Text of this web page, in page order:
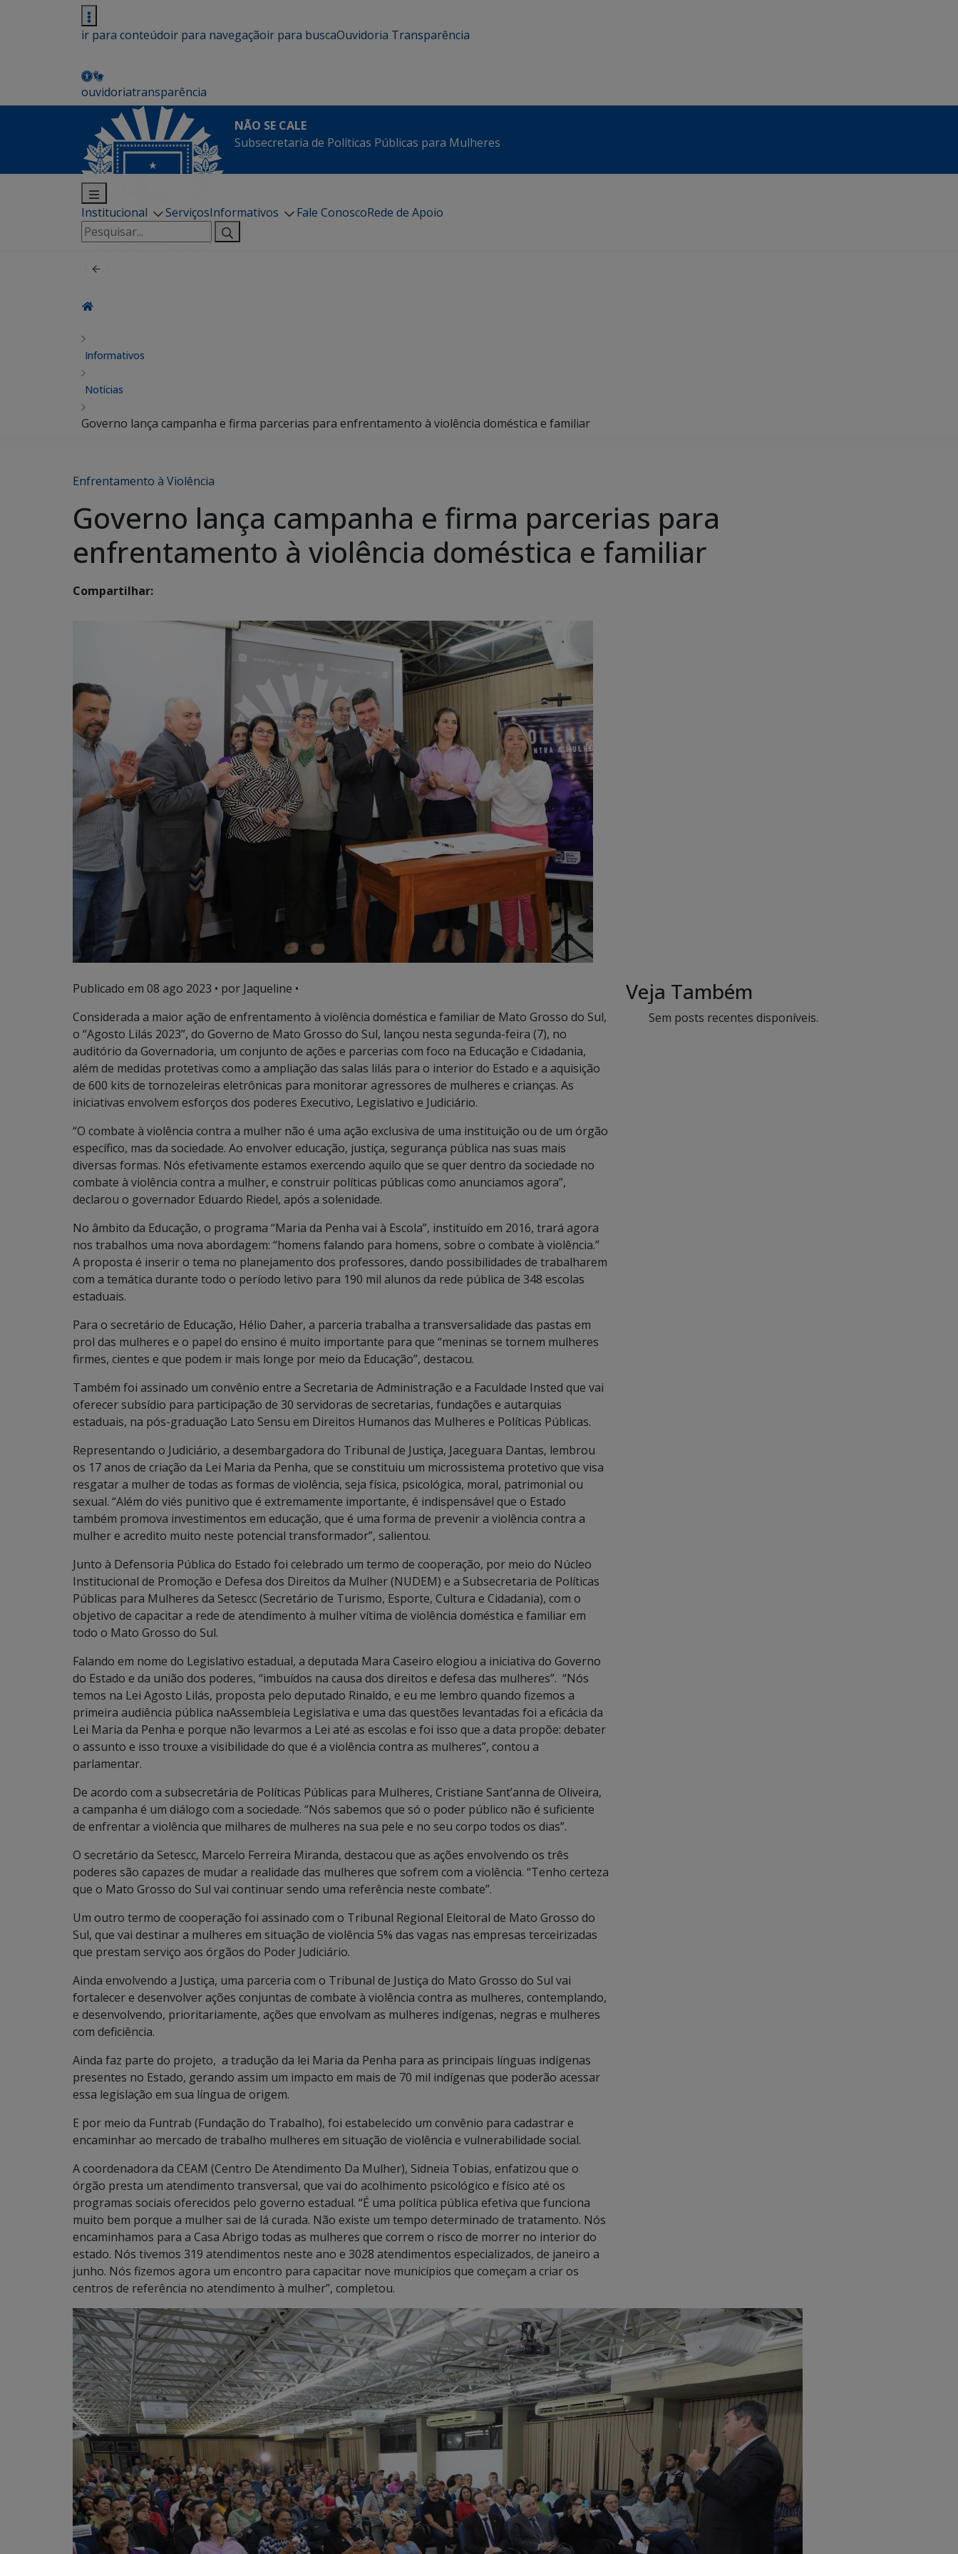
ir para conteúdoir para navegaçãoir para buscaOuvidoria Transparência
ouvidoriatransparência
NÃO SE CALE
Subsecretaria de Políticas Públicas para Mulheres
Institucional ServiçosInformativos Fale ConoscoRede de Apoio
Pesquisar
por:
Informativos
Notícias
Governo lança campanha e firma parcerias para enfrentamento à violência doméstica e familiar
Enfrentamento à Violência
Governo lança campanha e firma parcerias para
enfrentamento à violência doméstica e familiar
Compartilhar:
Publicado em 08 ago 2023 • por Jaqueline •
Considerada a maior ação de enfrentamento à violência doméstica e familiar de Mato Grosso do Sul,
o “Agosto Lilás 2023”, do Governo de Mato Grosso do Sul, lançou nesta segunda-feira (7), no
auditório da Governadoria, um conjunto de ações e parcerias com foco na Educação e Cidadania,
além de medidas protetivas como a ampliação das salas lilás para o interior do Estado e a aquisição
de 600 kits de tornozeleiras eletrônicas para monitorar agressores de mulheres e crianças. As
iniciativas envolvem esforços dos poderes Executivo, Legislativo e Judiciário.
“O combate à violência contra a mulher não é uma ação exclusiva de uma instituição ou de um órgão
específico, mas da sociedade. Ao envolver educação, justiça, segurança pública nas suas mais
diversas formas. Nós efetivamente estamos exercendo aquilo que se quer dentro da sociedade no
combate à violência contra a mulher, e construir políticas públicas como anunciamos agora”,
declarou o governador Eduardo Riedel, após a solenidade.
No âmbito da Educação, o programa “Maria da Penha vai à Escola”, instituído em 2016, trará agora
nos trabalhos uma nova abordagem: “homens falando para homens, sobre o combate à violência.”
A proposta é inserir o tema no planejamento dos professores, dando possibilidades de trabalharem
com a temática durante todo o período letivo para 190 mil alunos da rede pública de 348 escolas
estaduais.
Para o secretário de Educação, Hélio Daher, a parceria trabalha a transversalidade das pastas em
prol das mulheres e o papel do ensino é muito importante para que “meninas se tornem mulheres
firmes, cientes e que podem ir mais longe por meio da Educação”, destacou.
Também foi assinado um convênio entre a Secretaria de Administração e a Faculdade Insted que vai
oferecer subsídio para participação de 30 servidoras de secretarias, fundações e autarquias
estaduais, na pós-graduação Lato Sensu em Direitos Humanos das Mulheres e Políticas Públicas.
Representando o Judiciário, a desembargadora do Tribunal de Justiça, Jaceguara Dantas, lembrou
os 17 anos de criação da Lei Maria da Penha, que se constituiu um microssistema protetivo que visa
resgatar a mulher de todas as formas de violência, seja física, psicológica, moral, patrimonial ou
sexual. “Além do viés punitivo que é extremamente importante, é indispensável que o Estado
também promova investimentos em educação, que é uma forma de prevenir a violência contra a
mulher e acredito muito neste potencial transformador”, salientou.
Junto à Defensoria Pública do Estado foi celebrado um termo de cooperação, por meio do Núcleo
Institucional de Promoção e Defesa dos Direitos da Mulher (NUDEM) e a Subsecretaria de Políticas
Públicas para Mulheres da Setescc (Secretário de Turismo, Esporte, Cultura e Cidadania), com o
objetivo de capacitar a rede de atendimento à mulher vítima de violência doméstica e familiar em
todo o Mato Grosso do Sul.
Falando em nome do Legislativo estadual, a deputada Mara Caseiro elogiou a iniciativa do Governo
do Estado e da união dos poderes, “imbuídos na causa dos direitos e defesa das mulheres”. “Nós
temos na Lei Agosto Lilás, proposta pelo deputado Rinaldo, e eu me lembro quando fizemos a
primeira audiência pública naAssembleia Legislativa e uma das questões levantadas foi a eficácia da
Lei Maria da Penha e porque não levarmos a Lei até as escolas e foi isso que a data propõe: debater
o assunto e isso trouxe a visibilidade do que é a violência contra as mulheres”, contou a
parlamentar.
De acordo com a subsecretária de Políticas Públicas para Mulheres, Cristiane Sant’anna de Oliveira,
a campanha é um diálogo com a sociedade. “Nós sabemos que só o poder público não é suficiente
de enfrentar a violência que milhares de mulheres na sua pele e no seu corpo todos os dias”.
O secretário da Setescc, Marcelo Ferreira Miranda, destacou que as ações envolvendo os três
poderes são capazes de mudar a realidade das mulheres que sofrem com a violência. “Tenho certeza
que o Mato Grosso do Sul vai continuar sendo uma referência neste combate”.
Um outro termo de cooperação foi assinado com o Tribunal Regional Eleitoral de Mato Grosso do
Sul, que vai destinar a mulheres em situação de violência 5% das vagas nas empresas terceirizadas
que prestam serviço aos órgãos do Poder Judiciário.
Ainda envolvendo a Justiça, uma parceria com o Tribunal de Justiça do Mato Grosso do Sul vai
fortalecer e desenvolver ações conjuntas de combate à violência contra as mulheres, contemplando,
e desenvolvendo, prioritariamente, ações que envolvam as mulheres indígenas, negras e mulheres
com deficiência.
Ainda faz parte do projeto, a tradução da lei Maria da Penha para as principais línguas indígenas
presentes no Estado, gerando assim um impacto em mais de 70 mil indígenas que poderão acessar
essa legislação em sua língua de origem.
E por meio da Funtrab (Fundação do Trabalho), foi estabelecido um convênio para cadastrar e
encaminhar ao mercado de trabalho mulheres em situação de violência e vulnerabilidade social.
A coordenadora da CEAM (Centro De Atendimento Da Mulher), Sidneia Tobias, enfatizou que o
órgão presta um atendimento transversal, que vai do acolhimento psicológico e físico até os
programas sociais oferecidos pelo governo estadual. “É uma política pública efetiva que funciona
muito bem porque a mulher sai de lá curada. Não existe um tempo determinado de tratamento. Nós
encaminhamos para a Casa Abrigo todas as mulheres que correm o risco de morrer no interior do
estado. Nós tivemos 319 atendimentos neste ano e 3028 atendimentos especializados, de janeiro a
junho. Nós fizemos agora um encontro para capacitar nove municípios que começam a criar os
centros de referência no atendimento à mulher”, completou.
Veja Também
Sem posts recentes disponíveis.